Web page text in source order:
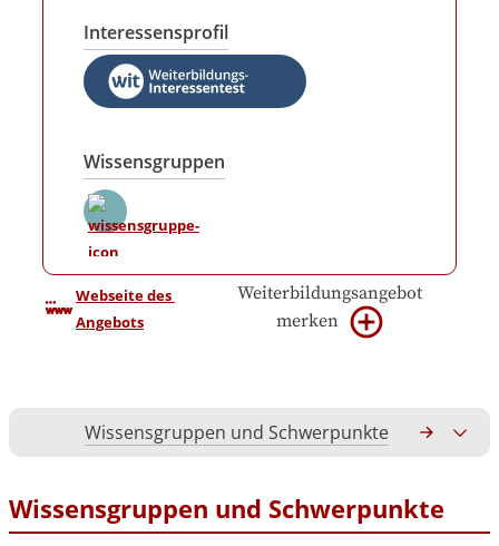
Interessensprofil
Wissensgruppen
Webseite des
Angebots
Weiterbildungsangebot
merken
Wissensgruppen und Schwerpunkte
Wissensgruppen und Schwerpunkte